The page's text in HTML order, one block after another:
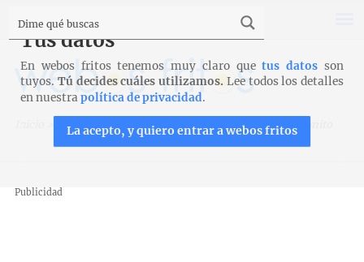
Recetas Entrantes y aperitivos Croquetas de bonito
Publicidad
Tus datos
En webos fritos tenemos muy claro quetus datos son
tuyos. Tú decides cuáles utilizamos. Lee todos los detalles
en nuestrapolítica de privacidad.
La acepto, y quiero entrar a webos fritos